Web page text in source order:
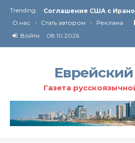
Trending :
Соглашение США с
Технология Революции в
О нас • Стать автором • Реклама
Войти
08.10.2026
Газета